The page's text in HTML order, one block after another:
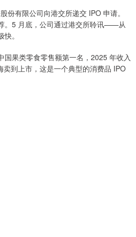
份有限公司向港交所递交 IPO 申请。
。5 月底，公司通过港交所聆讯——从
。
国果类零食零售额第一名，2025 年收入
到上市，这是一个典型的消费品 IPO